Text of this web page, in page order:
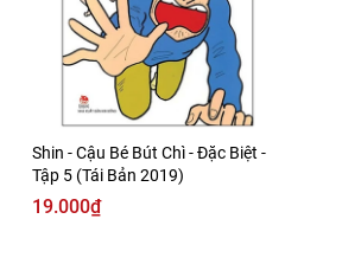
Shin - Cậu Bé Bút Chì - Đặc Biệt -
Tập 5 (Tái Bản 2019)
19.000₫